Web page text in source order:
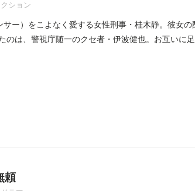
ション
サー）をこよなく愛する女性刑事・桂木静。彼女
のは、警視庁随一のクセ者・伊波健也。お互いに
頼